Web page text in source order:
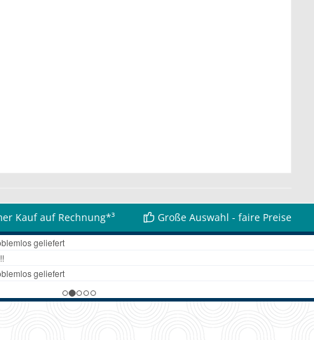
Kauf auf Rechnung*³ Große Auswahl - faire Preise